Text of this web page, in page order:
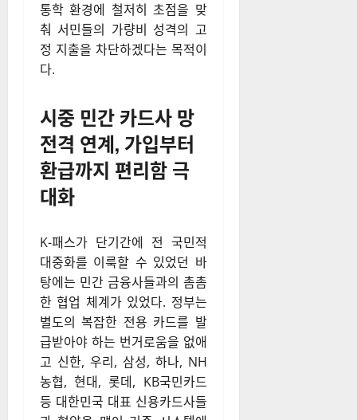
통학 환경에 철저히 초점을 맞
춰 서민들의 가량비 성격의 고
정 지출을 차단하겠다는 목적이
다.
시중 민간 카드사 망
전격 연계, 가입부터
환급까지 편리함 극
대화
K-패스가 단기간에 전 국민적
대중화를 이룩할 수 있었던 바
탕에는 민간 금융사들과의 촘촘
한 협업 체계가 있었다. 정부는
별도의 복잡한 전용 카드를 발
급받아야 하는 번거로움을 없애
고 신한, 우리, 삼성, 하나, NH
농협, 현대, 롯데, KB국민카드
등 대한민국 대표 신용카드사들